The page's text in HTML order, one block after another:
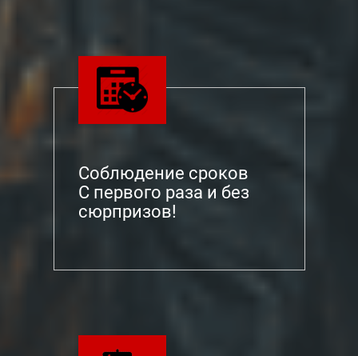
Соблюдение сроков
С первого раза и без
сюрпризов!